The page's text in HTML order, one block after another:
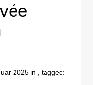
2025 in , tagged: